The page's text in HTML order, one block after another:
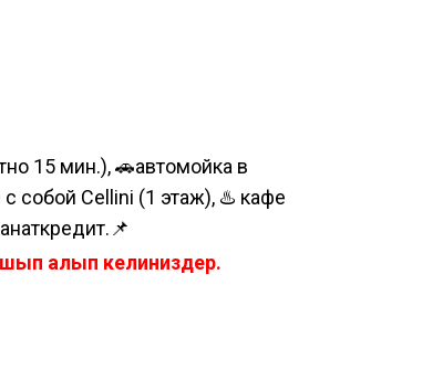
15 мин.), 🚗автомойка в
собой Cellini (1 этаж), ♨️ кафе
алып келиниздер.